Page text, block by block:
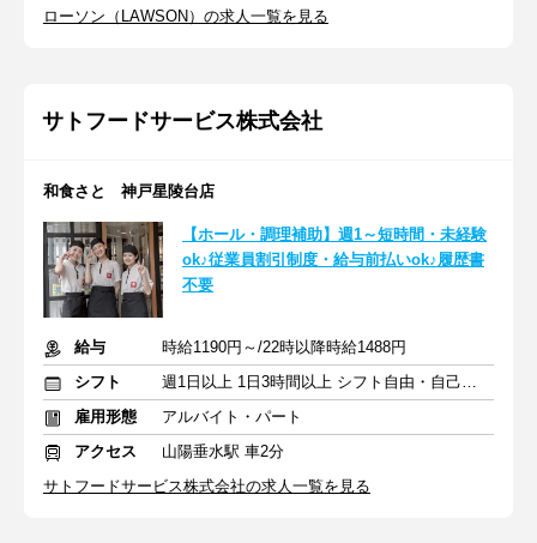
ローソン（LAWSON）の求人一覧を見る
サトフードサービス株式会社
和食さと 神戸星陵台店
【ホール・調理補助】週1～短時間・未経験
ok♪従業員割引制度・給与前払いok♪履歴書
不要
給与
時給1190円～/22時以降時給1488円
シフト
週1日以上 1日3時間以上 シフト自由・自己申告
雇用形態
アルバイト・パート
アクセス
山陽垂水駅 車2分
サトフードサービス株式会社の求人一覧を見る